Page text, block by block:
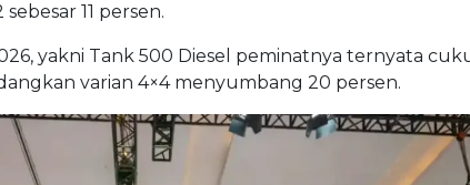
11 persen.
yakni Tank 500 Diesel peminatnya ternyata
varian 4×4 menyumbang 20 persen.